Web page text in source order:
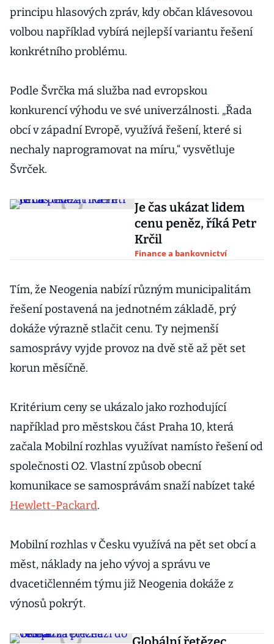
principu hlasových zpráv, kdy občan klávesovou
volbou například vybírá nejlepší variantu řešení
konkrétního problému.
Podle Švrčka má služba nad evropskou
konkurencí výhodu ve své univerzálnosti. „Řada
obcí v západní Evropě, využívá řešení, které si
nechaly naprogramovat na míru,“ vysvětluje
Švrček.
Je čas ukázat lidem
cenu peněz, říká Petr
Krčil
Finance a bankovnictví
Tím, že Neogenia nabízí různým municipalitám
řešení postavená na jednotném základě, prý
dokáže výrazně stlačit cenu. Ty nejmenší
samosprávy vyjde provoz na dvě stě až pět set
korun měsíčně.
Kritérium ceny se ukázalo jako rozhodující
například pro městskou část Praha 10, která
začala Mobilní rozhlas využívat namísto řešení od
společnosti O2. Vlastní způsob obecní
komunikace se samosprávám snaží nabízet také
Hewlett-Packard.
Mobilní rozhlas v Česku využívá na pět set obcí a
měst, náklady na jeho vývoj a správu ve
dvacetičlenném týmu již Neogenia dokáže z
výnosů pokrýt.